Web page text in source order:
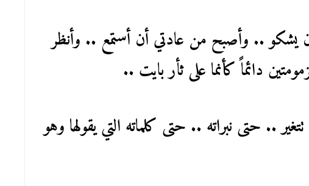
يشكو .. وأصبح من عادتي أن أستمع .. وأنظر
دائماً كأنما على ثأر بايت ..
.. حتى نبراته .. حتى كلماته التي يقولها وهو